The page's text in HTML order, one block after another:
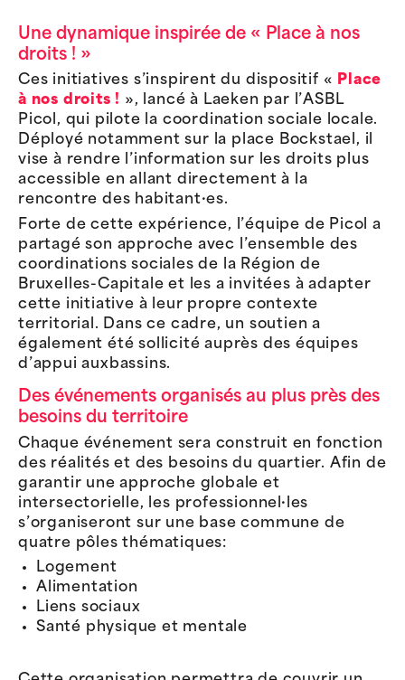
Une dynamique inspirée de « Place à nos
droits ! »
Ces initiatives s’inspirent du dispositif «
Place
à nos droits ! », lancé à Laeken par l’ASBL
Picol, qui pilote la coordination sociale locale.
Déployé notamment sur la place Bockstael, il
vise à rendre l’information sur les droits plus
accessible en allant directement à la
rencontre des habitant·es.
Forte de cette expérience, l’équipe de Picol a
partagé son approche avec l’ensemble des
coordinations sociales de la Région de
Bruxelles-Capitale et les a invitées à adapter
cette initiative à leur propre contexte
territorial. Dans ce cadre, un soutien a
également été sollicité auprès des équipes
d’appui auxbassins.
Des événements organisés au plus près des
besoins du territoire
Chaque événement sera construit en fonction
des réalités et des besoins du quartier. Afin de
garantir une approche globale et
intersectorielle, les professionnel·les
s’organiseront sur une base commune de
quatre pôles thématiques:
Logement
Alimentation
Liens sociaux
Santé physique et mentale